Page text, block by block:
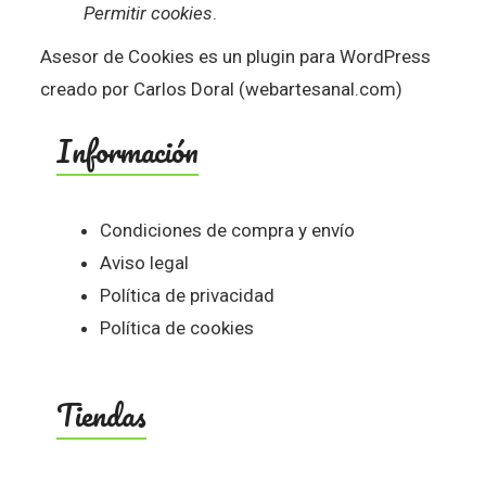
Permitir cookies.
Asesor de Cookies es un plugin para WordPress
creado por Carlos Doral (webartesanal.com)
Información
Condiciones de compra y envío
Aviso legal
Política de privacidad
Política de cookies
Tiendas